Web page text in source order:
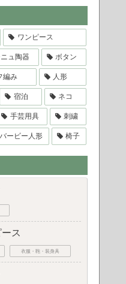
ワンピース
ュ陶器 ボタン
編み 人形
宿泊 ネコ
手芸用具 刺繍
バービー人形 椅子
ス
衣服・鞄・装身具